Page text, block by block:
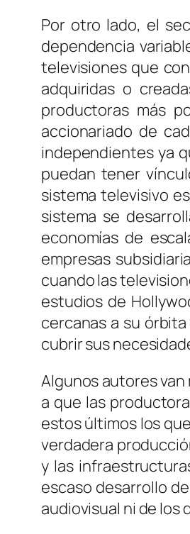
Por otro lado, el
dependencia
televisiones que
adquiridas o
productoras más
accionariado de
independientes ya
puedan tener
sistema televisivo
sistema se
economías de
empresas
cuando las
estudios de
cercanas a su
cubrir sus
Algunos autores van
a que las
estos últimos los
verdadera
y las
escaso desarrollo
audiovisual ni de los